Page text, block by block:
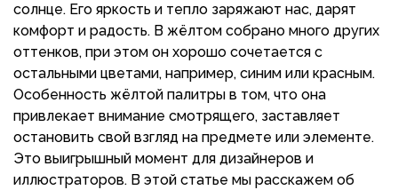
солнце. Его яркость и тепло заряжают нас, дарят
комфорт и радость. В жёлтом собрано много других
оттенков, при этом он хорошо сочетается с
остальными цветами, например, синим или красным.
Особенность жёлтой палитры в том, что она
привлекает внимание смотрящего, заставляет
остановить свой взгляд на предмете или элементе.
Это выигрышный момент для дизайнеров и
иллюстраторов. В этой статье мы расскажем об